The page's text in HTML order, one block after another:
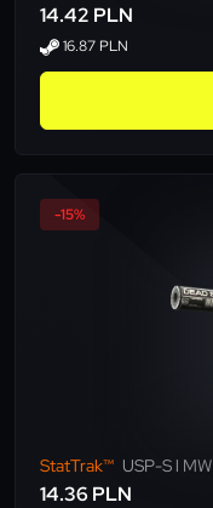
14.42 PLN
16.87 PLN
-15%
StatTrak™ USP-S l MW
14.36 PLN